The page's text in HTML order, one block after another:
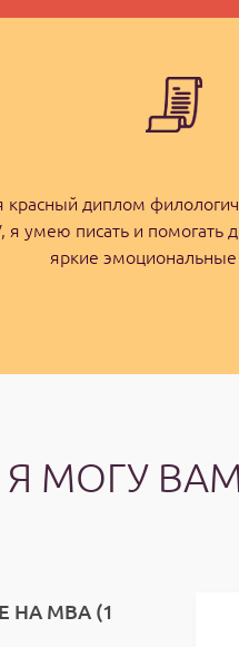
диплом
я умею писать и помогать
яркие эмоциональные
Я МОГУ
НА МВА (1